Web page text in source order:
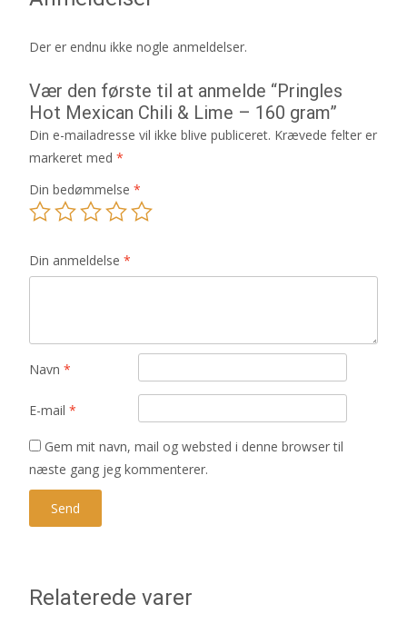
Der er endnu ikke nogle anmeldelser.
Vær den første til at anmelde “Pringles
Hot Mexican Chili & Lime – 160 gram”
Din e-mailadresse vil ikke blive publiceret. Krævede felter er
markeret med *
Din bedømmelse *
Din anmeldelse *
Navn *
E-mail *
Gem mit navn, mail og websted i denne browser til
næste gang jeg kommenterer.
Relaterede varer